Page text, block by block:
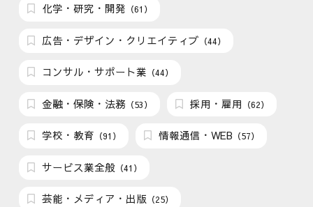
化学・研究・開発 （61）
広告・デザイン・クリエイティブ （44）
コンサル・サポート業 （44）
金融・保険・法務 （53） 採用・雇用 （62）
学校・教育 （91） 情報通信・WEB （57）
サービス業全般 （41）
芸能・メディア・出版 （25）